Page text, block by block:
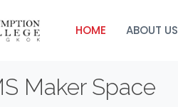
HOME ABOUT US
Maker Space